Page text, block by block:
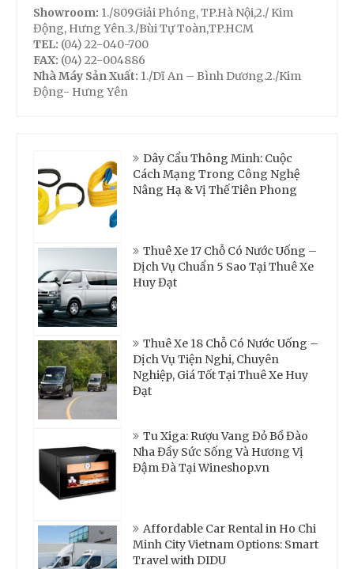
Showroom: 1./809Giải Phóng, TP.Hà Nội,2./ Kim
Động, Hưng Yên.3./Bùi Tự Toàn,TP.HCM
TEL: (04) 22-040-700
FAX: (04) 22-004886
Nhà Máy Sản Xuất: 1./Dĩ An – Bình Dương.2./Kim
Động- Hưng Yên
Dây Cẩu Thông Minh: Cuộc
Cách Mạng Trong Công Nghệ
Nâng Hạ & Vị Thế Tiên Phong
Thuê Xe 17 Chỗ Có Nước Uống –
Dịch Vụ Chuẩn 5 Sao Tại Thuê Xe
Huy Đạt
Thuê Xe 18 Chỗ Có Nước Uống –
Dịch Vụ Tiện Nghi, Chuyên
Nghiệp, Giá Tốt Tại Thuê Xe Huy
Đạt
Tu Xiga: Rượu Vang Đỏ Bồ Đào
Nha Đầy Sức Sống Và Hương Vị
Đậm Đà Tại Wineshop.vn
Affordable Car Rental in Ho Chi
Minh City Vietnam Options: Smart
Travel with DIDU